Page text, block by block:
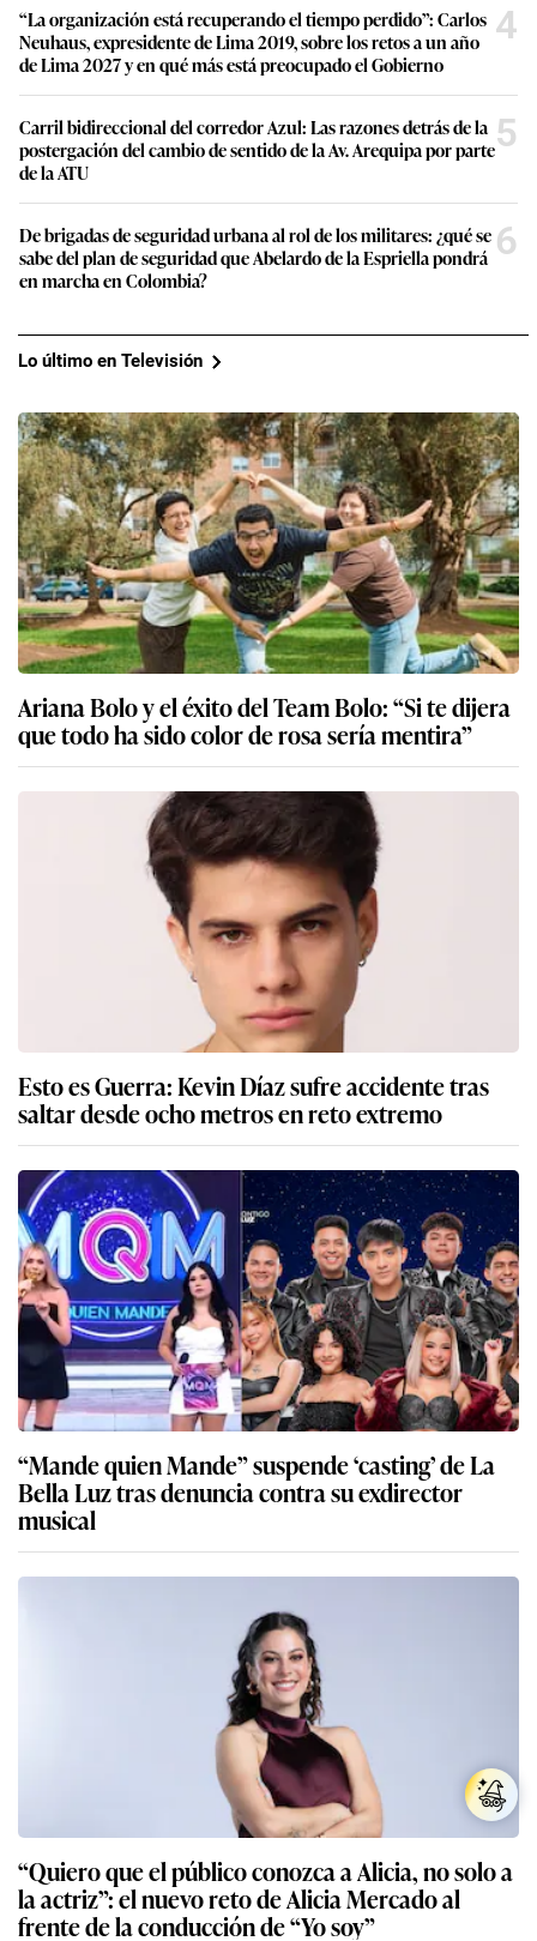
“La organización está recuperando el tiempo perdido”: Carlos
Neuhaus, expresidente de Lima 2019, sobre los retos a un año
de Lima 2027 y en qué más está preocupado el Gobierno
4
Carril bidireccional del corredor Azul: Las razones detrás de la
postergación del cambio de sentido de la Av. Arequipa por parte
de la ATU
5
De brigadas de seguridad urbana al rol de los militares: ¿qué se
sabe del plan de seguridad que Abelardo de la Espriella pondrá
en marcha en Colombia?
6
Lo último en Televisión
Ariana Bolo y el éxito del Team Bolo: “Si te dijera
que todo ha sido color de rosa sería mentira”
Esto es Guerra: Kevin Díaz sufre accidente tras
saltar desde ocho metros en reto extremo
“Mande quien Mande” suspende ‘casting’ de La
Bella Luz tras denuncia contra su exdirector
musical
“Quiero que el público conozca a Alicia, no solo a
la actriz”: el nuevo reto de Alicia Mercado al
frente de la conducción de “Yo soy”